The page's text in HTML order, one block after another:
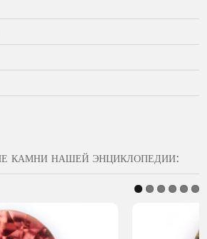
камни нашей энциклопедии: